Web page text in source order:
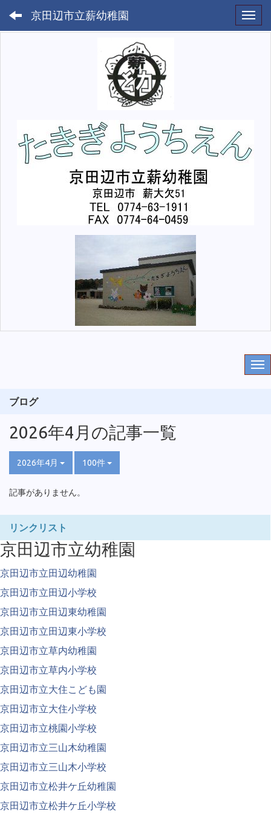
京田辺市立薪幼稚園
ブログ
2026年4月の記事一覧
2026年4月 100件
記事がありません。
リンクリスト
京田辺市立幼稚園
京田辺市立田辺幼稚園
京田辺市立田辺小学校
京田辺市立田辺東幼稚園
京田辺市立田辺東小学校
京田辺市立草内幼稚園
京田辺市立草内小学校
京田辺市立大住こども園
京田辺市立大住小学校
京田辺市立桃園小学校
京田辺市立三山木幼稚園
京田辺市立三山木小学校
京田辺市立松井ケ丘幼稚園
京田辺市立松井ケ丘小学校